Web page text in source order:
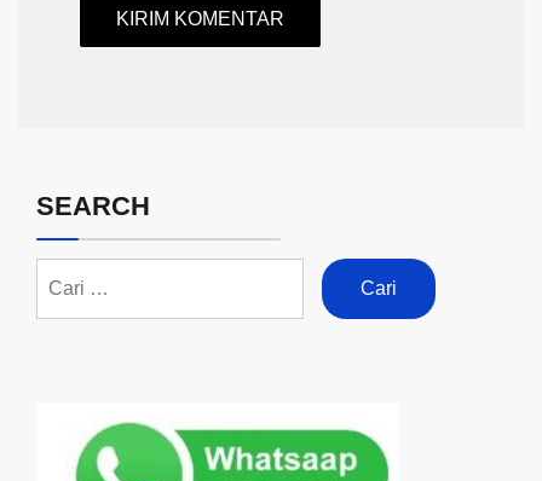
SEARCH